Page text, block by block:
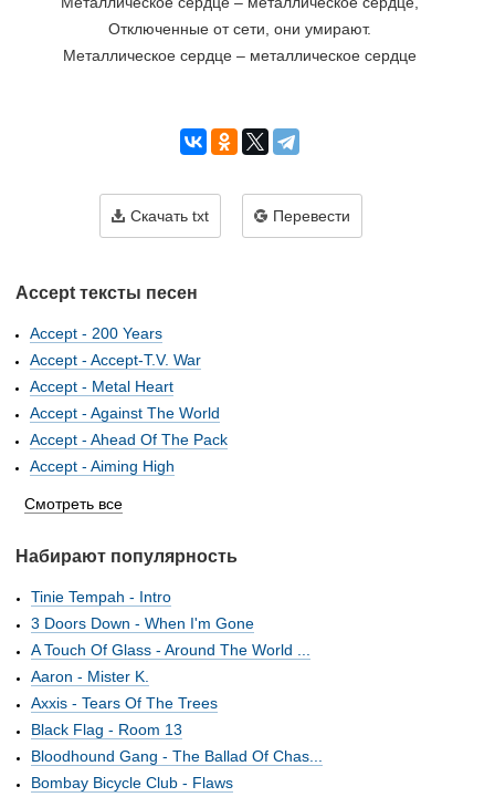
Отключенные от сети, они умирают.
Металлическое сердце – металлическое сердце
Скачать txt Перевести
Accept тексты песен
Accept - 200 Years
Accept - Accept-T.V. War
Accept - Metal Heart
Accept - Against The World
Accept - Ahead Of The Pack
Accept - Aiming High
Смотреть все
Набирают популярность
Tinie Tempah - Intro
3 Doors Down - When I'm Gone
A Touch Of Glass - Around The World ...
Aaron - Mister K.
Axxis - Tears Of The Trees
Black Flag - Room 13
Bloodhound Gang - The Ballad Of Chas...
Bombay Bicycle Club - Flaws